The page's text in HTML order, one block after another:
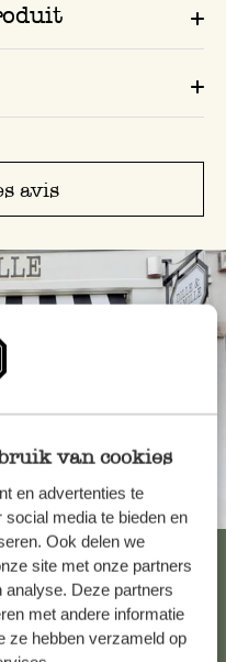
van cookies
en advertenties te
media te bieden en
Ook delen we
site met onze partners
Deze partners
met andere informatie
ze hebben verzameld op
avis